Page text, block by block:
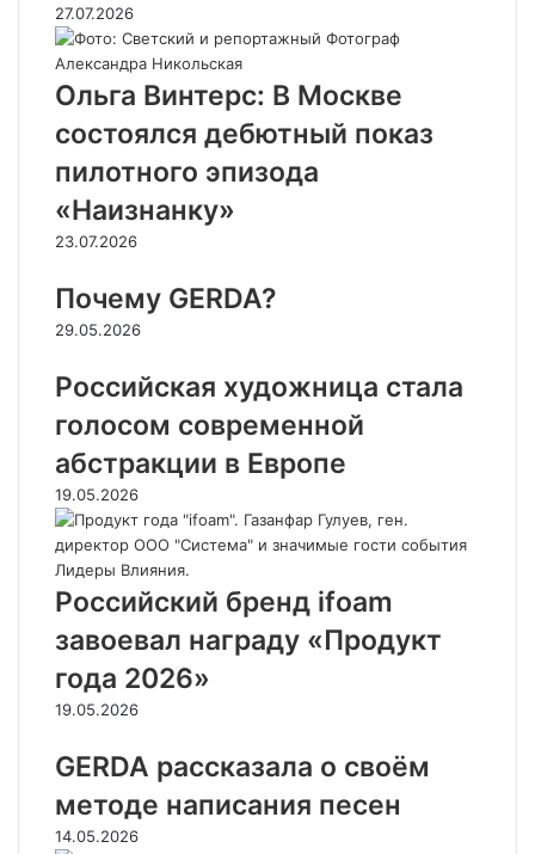
27.07.2026
Ольга Винтерс: В Москве
состоялся дебютный показ
пилотного эпизода
«Наизнанку»
23.07.2026
Почему GERDA?
29.05.2026
Российская художница стала
голосом современной
абстракции в Европе
19.05.2026
Российский бренд ifoam
завоевал награду «Продукт
года 2026»
19.05.2026
GERDA рассказала о своём
методе написания песен
14.05.2026